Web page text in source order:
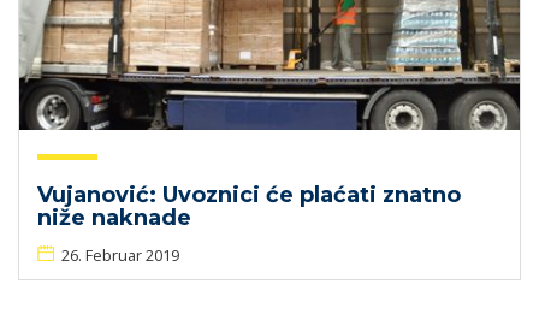
Vujanović: Uvoznici će plaćati znatno
niže naknade
26. Februar 2019